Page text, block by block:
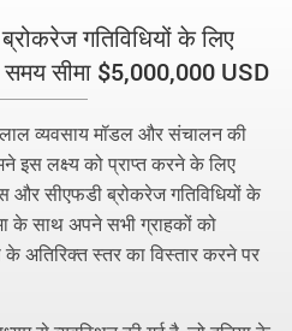
गतिविधियों के लिए
सीमा $5,000,000 USD
व्यवसाय मॉडल और संचालन की
इस लक्ष्य को प्राप्त करने के लिए
और सीएफडी ब्रोकरेज गतिविधियों के
के साथ अपने सभी ग्राहकों को
के अतिरिक्त स्तर का विस्तार करने पर